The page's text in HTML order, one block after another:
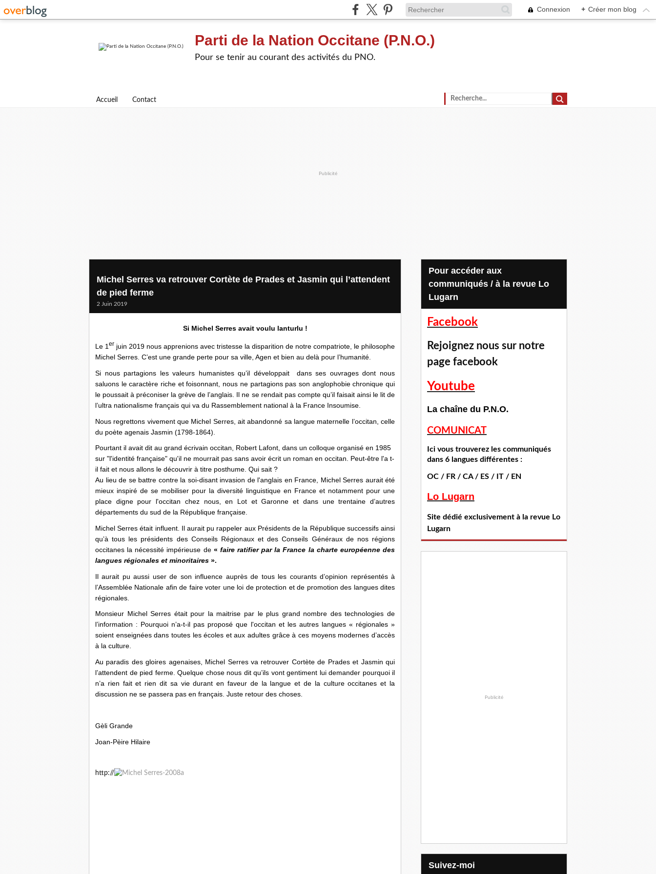
Connexion + Créer mon blog
Parti de la Nation Occitane (P.N.O.)
Pour se tenir au courant des activités du PNO.
Accueil Contact
Publicité
Michel Serres va retrouver Cortète de Prades et Jasmin qui l’attendent
de pied ferme
2 Juin 2019
Si Michel Serres avait voulu lanturlu !
Le 1er juin 2019 nous apprenions avec tristesse la disparition de notre compatriote, le philosophe
Michel Serres. C’est une grande perte pour sa ville, Agen et bien au delà pour l’humanité.
Si nous partagions les valeurs humanistes qu’il développait dans ses ouvrages dont nous
saluons le caractère riche et foisonnant, nous ne partagions pas son anglophobie chronique qui
le poussait à préconiser la grève de l’anglais. Il ne se rendait pas compte qu’il faisait ainsi le lit de
l’ultra nationalisme français qui va du Rassemblement national à la France Insoumise.
Nous regrettons vivement que Michel Serres, ait abandonné sa langue maternelle l’occitan, celle
du poète agenais Jasmin (1798-1864).
Pourtant il avait dit au grand écrivain occitan, Robert Lafont, dans un colloque organisé en 1985
sur "l'identité française" qu'il ne mourrait pas sans avoir écrit un roman en occitan. Peut-être l'a t-
il fait et nous allons le découvrir à titre posthume. Qui sait ?
Au lieu de se battre contre la soi-disant invasion de l'anglais en France, Michel Serres aurait été
mieux inspiré de se mobiliser pour la diversité linguistique en France et notamment pour une
place digne pour l'occitan chez nous, en Lot et Garonne et dans une trentaine d’autres
départements du sud de la République française.
Michel Serres était influent. Il aurait pu rappeler aux Présidents de la République successifs ainsi
qu’à tous les présidents des Conseils Régionaux et des Conseils Généraux de nos régions
occitanes la nécessité impérieuse de « faire ratifier par la France la charte européenne des
langues régionales et minoritaires ».
Il aurait pu aussi user de son influence auprès de tous les courants d’opinion représentés à
l’Assemblée Nationale afin de faire voter une loi de protection et de promotion des langues dites
régionales.
Monsieur Michel Serres était pour la maitrise par le plus grand nombre des technologies de
l’information : Pourquoi n’a-t-il pas proposé que l'occitan et les autres langues « régionales »
soient enseignées dans toutes les écoles et aux adultes grâce à ces moyens modernes d’accès
à la culture.
Au paradis des gloires agenaises, Michel Serres va retrouver Cortète de Prades et Jasmin qui
l’attendent de pied ferme. Quelque chose nous dit qu’ils vont gentiment lui demander pourquoi il
n’a rien fait et rien dit sa vie durant en faveur de la langue et de la culture occitanes et la
discussion ne se passera pas en français. Juste retour des choses.
Gèli Grande
Joan-Pèire Hilaire
http://
Pour accéder aux
communiqués / à la revue Lo
Lugarn
Facebook
Rejoignez nous sur notre
page facebook
Youtube
La chaîne du P.N.O.
COMUNICAT
Ici vous trouverez les communiqués
dans 6 langues différentes :
OC / FR / CA / ES / IT / EN
Lo Lugarn
Site dédié exclusivement à la revue Lo
Lugarn
Publicité
Suivez-moi